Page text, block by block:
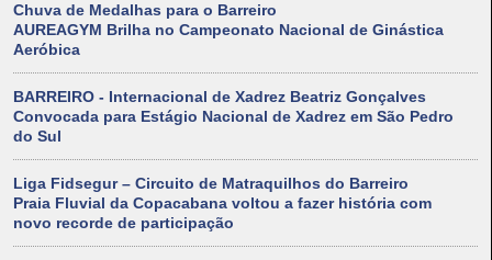
Chuva de Medalhas para o Barreiro
AUREAGYM Brilha no Campeonato Nacional de Ginástica
Aeróbica
BARREIRO - Internacional de Xadrez Beatriz Gonçalves
Convocada para Estágio Nacional de Xadrez em São Pedro
do Sul
Liga Fidsegur – Circuito de Matraquilhos do Barreiro
Praia Fluvial da Copacabana voltou a fazer história com
novo recorde de participação